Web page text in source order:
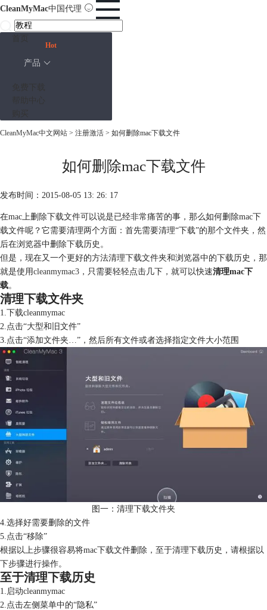
CleanMyMac中国代理
产品
Hot
CleanMyMac中文网站 > 注册激活 > 如何删除mac下载文件
如何删除mac下载文件
发布时间：2015-08-05 13: 26: 17
在mac上删除下载文件可以说是已经非常痛苦的事，那么如何删除mac下
载文件呢？它需要清理两个方面：首先需要清理“下载”的那个文件夹，然
后在浏览器中删除下载历史。
但是，现在又一个更好的方法清理下载文件夹和浏览器中的下载历史，那
就是使用cleanmymac3 ，只需要轻轻点击几下，就可以快速清理mac下
载。
清理下载文件夹
1.下载cleanmymac
2.点击“大型和旧文件”
3.点击“添加文件夹…”，然后所有文件或者选择指定文件大小范围
图一：清理下载文件夹
4.选择好需要删除的文件
5.点击“移除”
根据以上步骤很容易将mac下载文件删除，至于清理下载历史，请根据以
下步骤进行操作。
至于清理下载历史
1.启动cleanmymac
2.点击左侧菜单中的“隐私”